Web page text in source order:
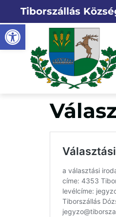
Eszköztár megnyitása
Tiborszállás